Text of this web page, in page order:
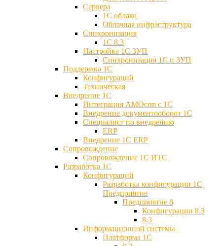
Сервера
1С облако
Облачная инфраструктура
Синхронизация
1С 8.3
Настройка 1С ЗУП
Синхронизация 1С и ЗУП
Поддержка 1С
Конфигураций
Техническая
Внедрение 1С
Интеграция AMOcrm с 1C
Внедрение документооборот 1С
Специалист по внедрению
ERP
Внедрение 1С ERP
Cопровождение
Cопровождение 1С ИТС
Разработка 1C
Конфигураций
Разработка конфигурации 1С
Предприятие
Предприятие 8
Конфигурации 8.3
8.3
Информационной системы
Платформа 1С